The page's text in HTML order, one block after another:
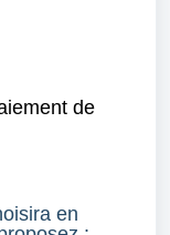
de
en